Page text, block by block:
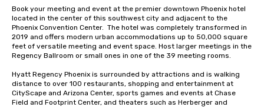
Book your meeting and event at the premier downtown Phoenix hotel
located in the center of this southwest city and adjacent to the
Phoenix Convention Center.  The hotel was completely transformed in
2019 and offers modern urban accommodations up to 50,000 square
feet of versatile meeting and event space. Host larger meetings in the
Regency Ballroom or small ones in one of the 39 meeting rooms.
Hyatt Regency Phoenix is surrounded by attractions and is walking
distance to over 100 restaurants, shopping and entertainment at
CityScape and Arizona Center, sports games and events at Chase
Field and Footprint Center, and theaters such as Herberger and